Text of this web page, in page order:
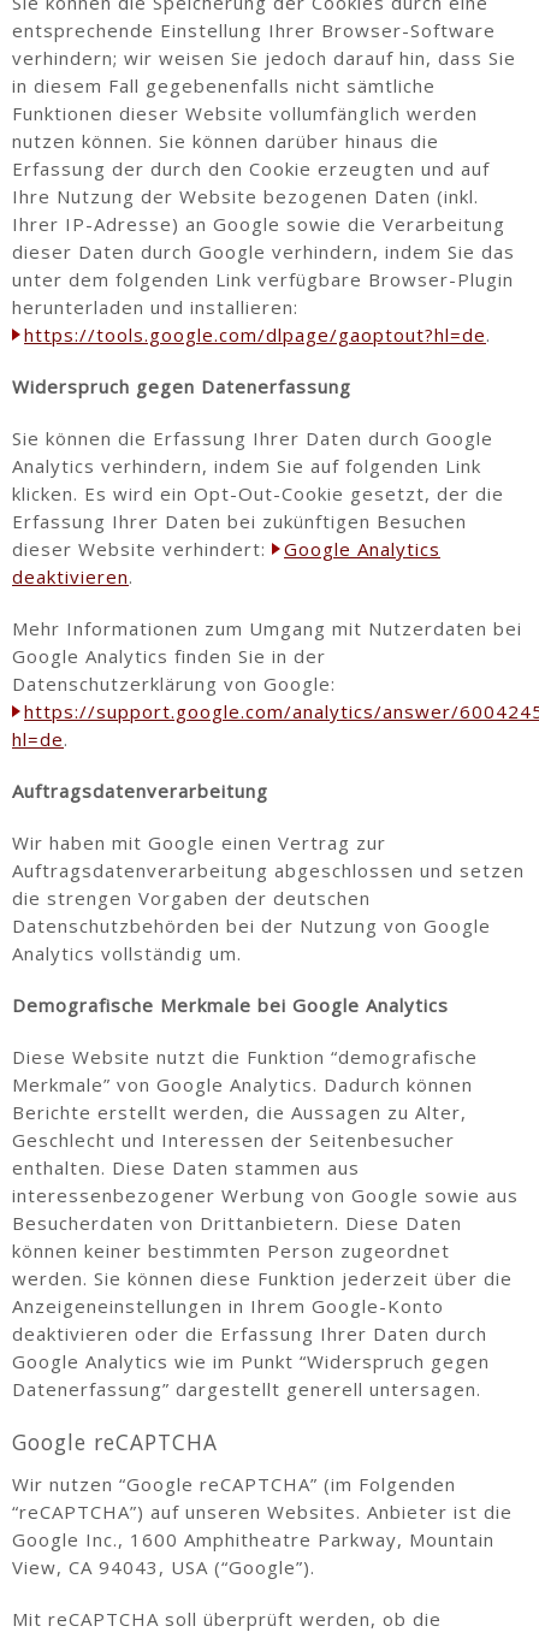
entsprechende Einstellung Ihrer Browser-Software
verhindern; wir weisen Sie jedoch darauf hin, dass Sie
in diesem Fall gegebenenfalls nicht sämtliche
Funktionen dieser Website vollumfänglich werden
nutzen können. Sie können darüber hinaus die
Erfassung der durch den Cookie erzeugten und auf
Ihre Nutzung der Website bezogenen Daten (inkl.
Ihrer IP-Adresse) an Google sowie die Verarbeitung
dieser Daten durch Google verhindern, indem Sie das
unter dem folgenden Link verfügbare Browser-Plugin
herunterladen und installieren:
https://tools.google.com/dlpage/gaoptout?hl=de.
Widerspruch gegen Datenerfassung
Sie können die Erfassung Ihrer Daten durch Google
Analytics verhindern, indem Sie auf folgenden Link
klicken. Es wird ein Opt-Out-Cookie gesetzt, der die
Erfassung Ihrer Daten bei zukünftigen Besuchen
dieser Website verhindert:
Google Analytics
deaktivieren.
Mehr Informationen zum Umgang mit Nutzerdaten bei
Google Analytics finden Sie in der
Datenschutzerklärung von Google:
https://support.google.com/analytics/answer/
hl=de.
Auftragsdatenverarbeitung
Wir haben mit Google einen Vertrag zur
Auftragsdatenverarbeitung abgeschlossen und setzen
die strengen Vorgaben der deutschen
Datenschutzbehörden bei der Nutzung von Google
Analytics vollständig um.
Demografische Merkmale bei Google Analytics
Diese Website nutzt die Funktion “demografische
Merkmale” von Google Analytics. Dadurch können
Berichte erstellt werden, die Aussagen zu Alter,
Geschlecht und Interessen der Seitenbesucher
enthalten. Diese Daten stammen aus
interessenbezogener Werbung von Google sowie aus
Besucherdaten von Drittanbietern. Diese Daten
können keiner bestimmten Person zugeordnet
werden. Sie können diese Funktion jederzeit über die
Anzeigeneinstellungen in Ihrem Google-Konto
deaktivieren oder die Erfassung Ihrer Daten durch
Google Analytics wie im Punkt “Widerspruch gegen
Datenerfassung” dargestellt generell untersagen.
Google reCAPTCHA
Wir nutzen “Google reCAPTCHA” (im Folgenden
“reCAPTCHA”) auf unseren Websites. Anbieter ist die
Google Inc., 1600 Amphitheatre Parkway, Mountain
View, CA 94043, USA (“Google”).
Mit reCAPTCHA soll überprüft werden, ob die